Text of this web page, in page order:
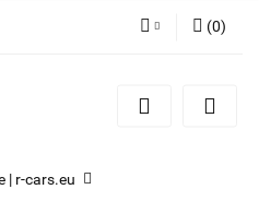
Zarejestruj się
(0)
| r-cars.eu